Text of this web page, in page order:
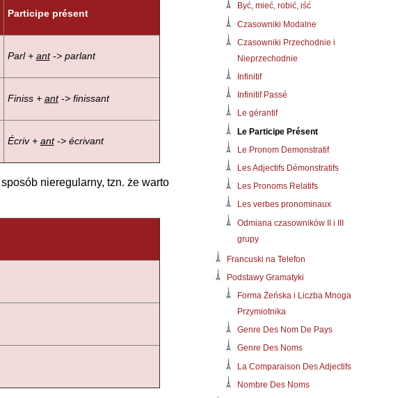
Być, mieć, robić, iść
Czasowniki Modalne
Czasowniki Przechodnie i
Nieprzechodnie
Infinitif
Infinitif Passé
Le gérantif
Le Participe Présent
Le Pronom Demonstratif
Les Adjectifs Démonstratifs
Les Pronoms Relatifs
Les verbes pronominaux
Odmiana czasowników II i III
grupy
Francuski na Telefon
Podstawy Gramatyki
Forma Żeńska i Liczba Mnoga
Przymiotnika
Genre Des Nom De Pays
Genre Des Noms
La Comparaison Des Adjectifs
Nombre Des Noms
Participe présent
Parl + ant-> parlant
Finiss + ant-> finissant
Écriv + ant-> écrivant
nieregularny, tzn. że warto